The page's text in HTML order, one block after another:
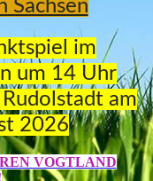
Sachsen
im
um 14 Uhr
am
2026
VOGTLAND